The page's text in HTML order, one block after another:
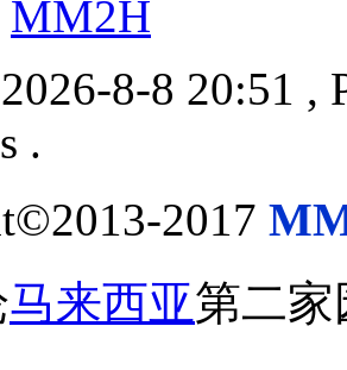
MM2H
8-8 20:51 ,
.
2017
马来西亚第二